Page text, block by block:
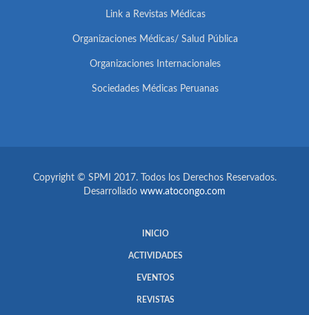
Link a Revistas Médicas
Organizaciones Médicas/ Salud Pública
Organizaciones Internacionales
Sociedades Médicas Peruanas
Copyright © SPMI 2017. Todos los Derechos Reservados.
Desarrollado www.atocongo.com
INICIO
ACTIVIDADES
EVENTOS
REVISTAS